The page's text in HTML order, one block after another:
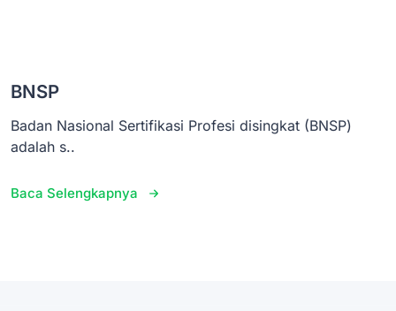
BNSP
Badan Nasional Sertifikasi Profesi disingkat (BNSP)
adalah s..
Baca Selengkapnya